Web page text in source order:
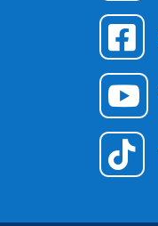


